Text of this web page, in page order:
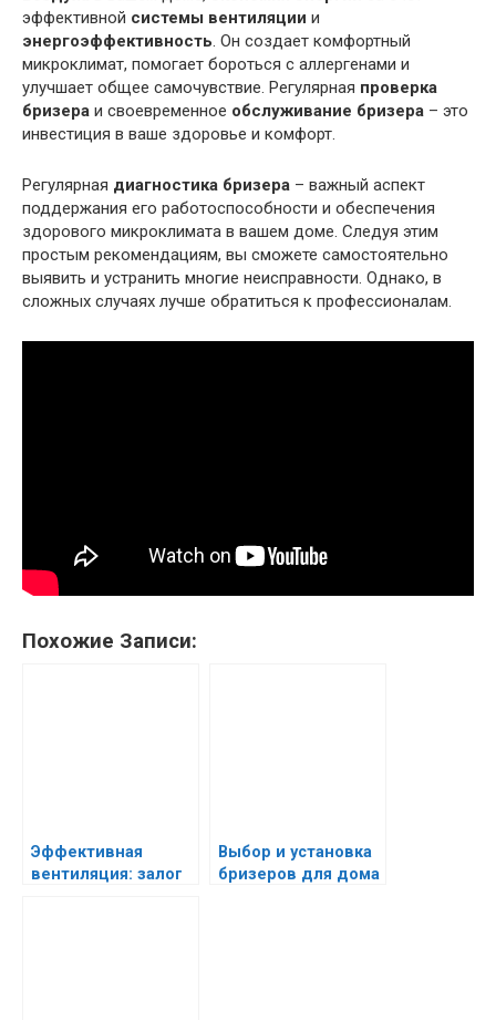
эффективной системы вентиляции и
энергоэффективность. Он создает комфортный
микроклимат, помогает бороться с аллергенами и
улучшает общее самочувствие. Регулярная проверка
бризера и своевременное обслуживание бризера – это
инвестиция в ваше здоровье и комфорт.
Регулярная диагностика бризера – важный аспект
поддержания его работоспособности и обеспечения
здорового микроклимата в вашем доме. Следуя этим
простым рекомендациям, вы сможете самостоятельно
выявить и устранить многие неисправности. Однако, в
сложных случаях лучше обратиться к профессионалам.
Похожие Записи:
Эффективная
вентиляция: залог
Выбор и установка
бризеров для дома